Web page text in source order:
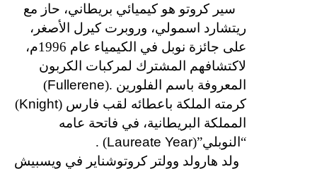
سير كروتو هو كيميائي بريطاني، حاز مع
ريتشارد اسمولي، وروبرت كيرل الأصغر،
على جائزة نوبل في الكيمياء عام 1996م،
لاكتشافهم المشترك لمركبات الكربون
المعروفة باسم الفلورين .(Fullerene
)
كرمته الملكة باعطائه لقب فارس (Knight
)
المملكة البريطانية، في فاتحة عامه
“النوبلي”(Laureate Year
) .
ولد هارولد وولتر كروتوشناير في ويسبيش